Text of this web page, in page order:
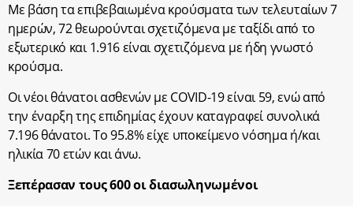
Με βάση τα επιβεβαιωμένα κρούσματα των τελευταίων 7
ημερών, 72 θεωρούνται σχετιζόμενα με ταξίδι από το
εξωτερικό και 1.916 είναι σχετιζόμενα με ήδη γνωστό
κρούσμα.
Οι νέοι θάνατοι ασθενών με COVID-19 είναι 59, ενώ από
την έναρξη της επιδημίας έχουν καταγραφεί συνολικά
7.196 θάνατοι. Το 95.8% είχε υποκείμενο νόσημα ή/και
ηλικία 70 ετών και άνω.
Ξεπέρασαν τους 600 οι διασωληνωμένοι